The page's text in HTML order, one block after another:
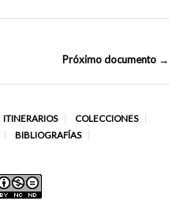
Próximo documento →
ITINERARIOS
COLECCIONES
BIBLIOGRAFÍAS